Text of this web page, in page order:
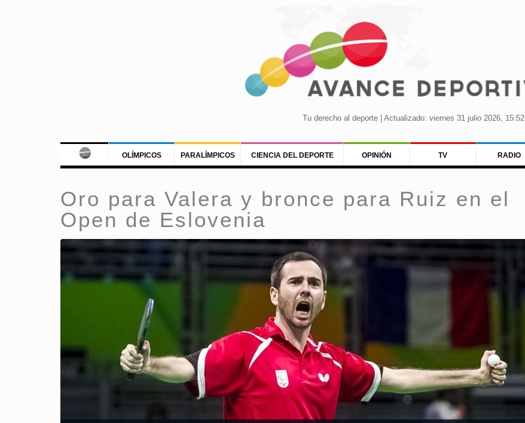
Tu derecho al deporte | Actualizado: viernes 31 julio 2026, 15:52
OLÍMPICOS PARALÍMPICOS CIENCIA DEL DEPORTE OPINIÓN TV RADIO
Oro para Valera y bronce para Ruiz en el
Open de Eslovenia